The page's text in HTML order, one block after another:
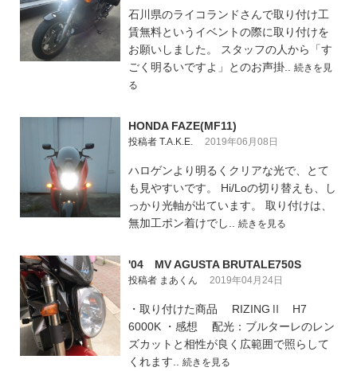
石川県のライコランドさんで取り付け工
賃無料というイベントの際に取り付けを
お願いしました。 スタッフの人から「す
ごく明るいですよ」とのお声掛.. 続きを見
る
HONDA FAZE(MF11)
投稿者 T.A.K.E. 2019年06月08日
ハロゲンより明るくクリアな光で、とて
も見やすいです。 Hi/Loの切り替えも、し
っかり光軸が出ています。 取り付けは、
無加工ポン着けでし.. 続きを見る
'04 MV AGUSTA BRUTALE750S
投稿者 まあくん 2019年04月24日
・取り付けた商品 RIZINGⅡ H7
6000K ・感想 配光：ブルターレのレン
ズカットと相性が良く広範囲で照らして
くれます.. 続きを見る